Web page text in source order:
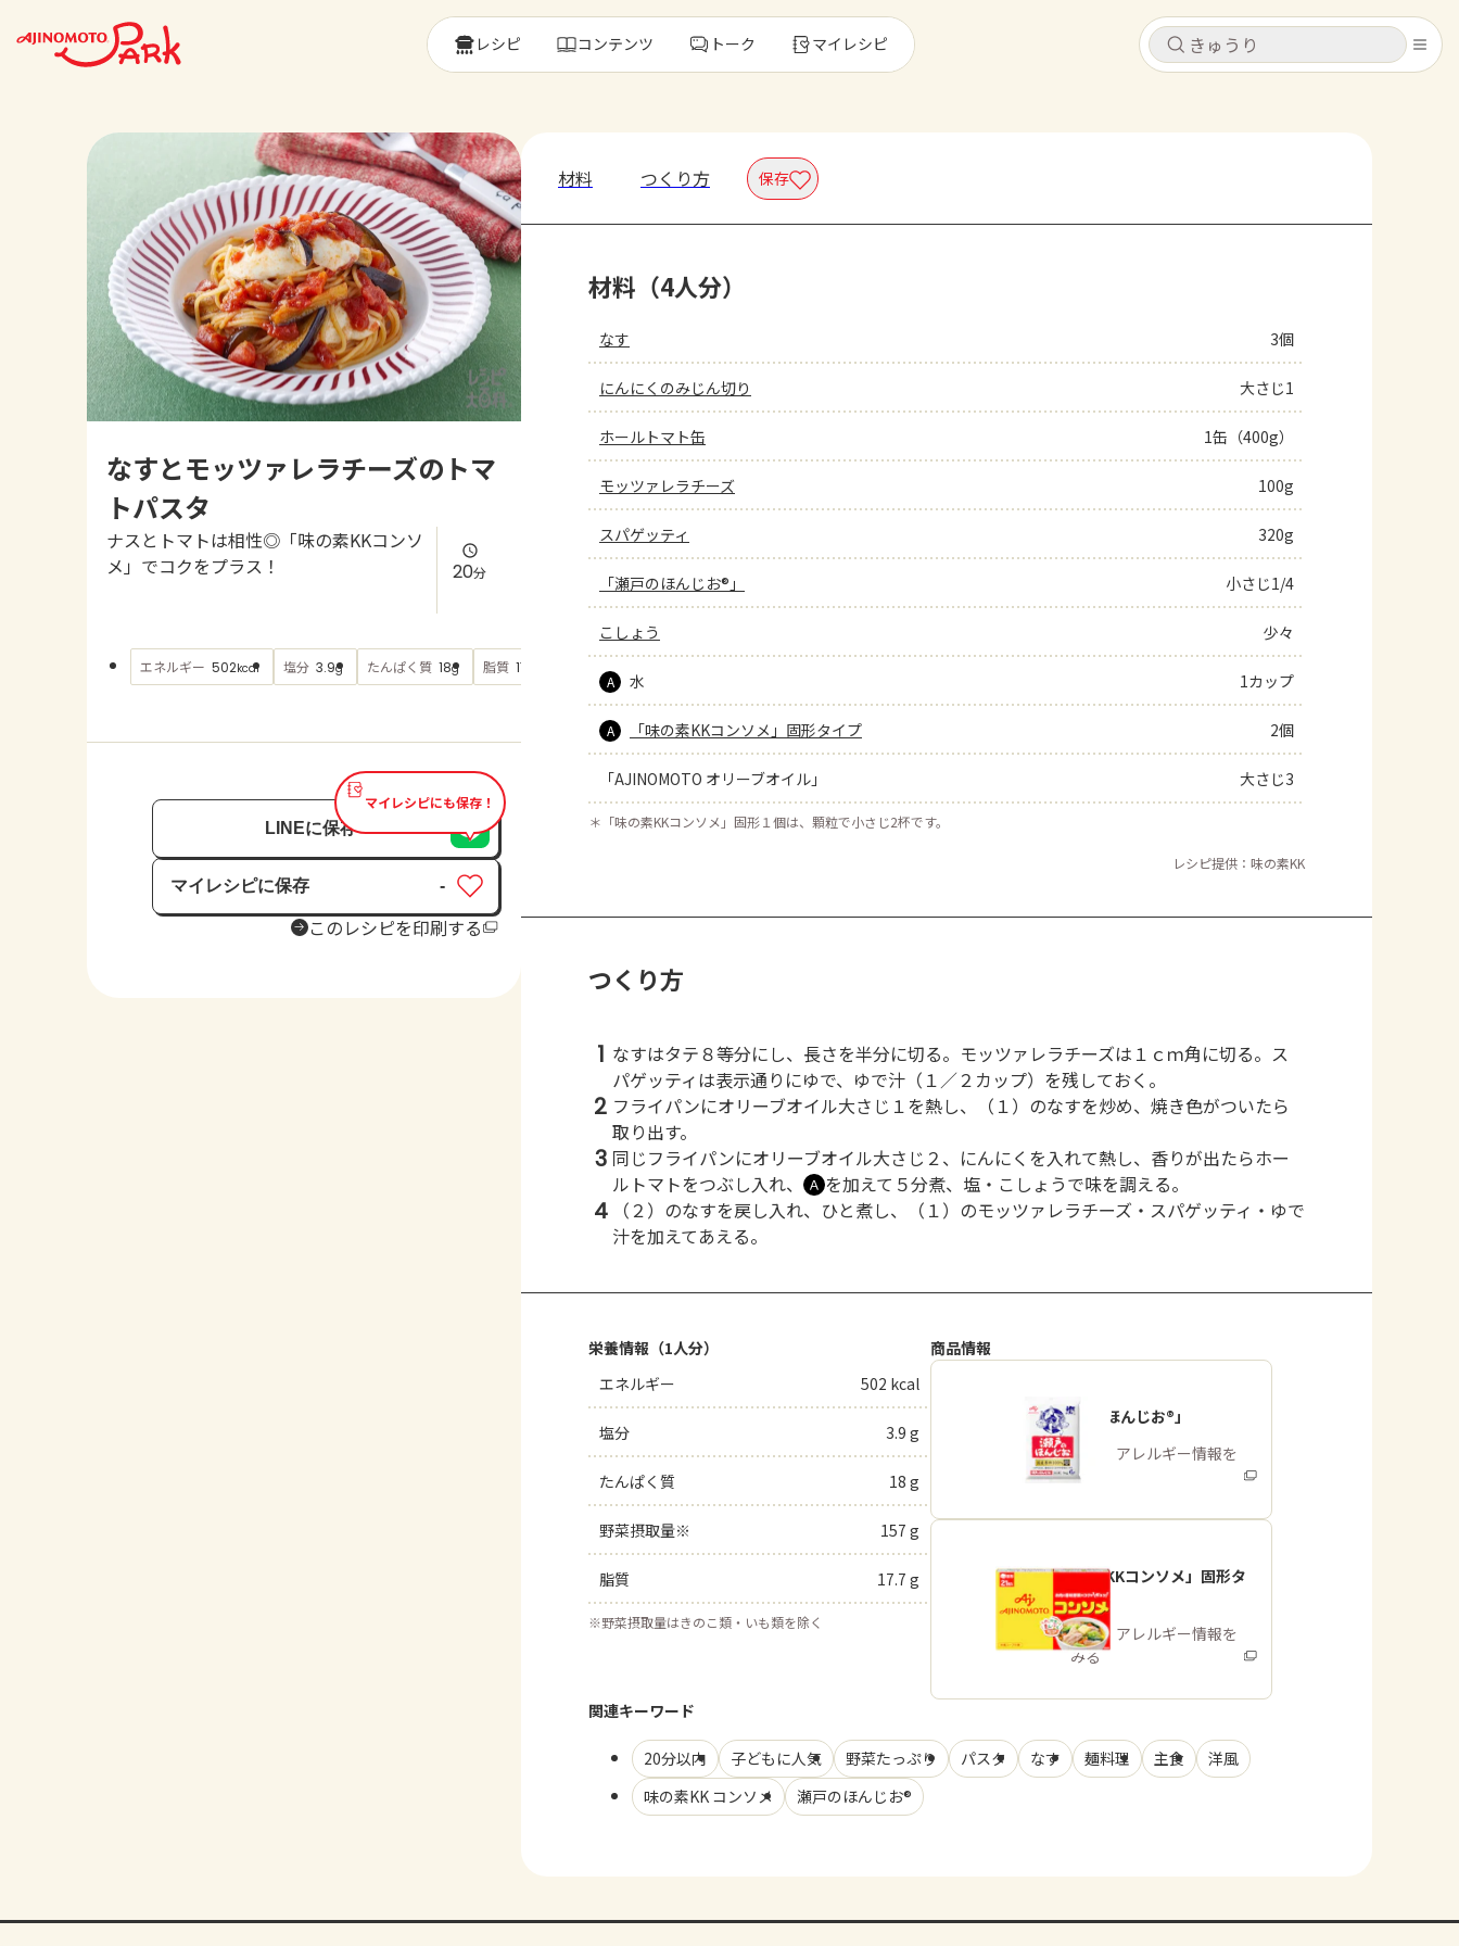
キャンセル
レシピ
トーク
よくあるお問い合わせ
AJINOMOTO PARK とは
キャンセル
レシピ コンテンツ トーク マイレシピ
なすとモッツァレラチーズのトマ
トパスタ
ナスとトマトは相性◎「味の素KKコンソ
メ」でコクをプラス！
20分
エネルギー 502kcal 塩分 3.9g たんぱく質 18g 脂質 17.7 もっと見る
マイレシピにも保存！
LINEに保存
マイレシピに保存
保存済み
-
このレシピを印刷する
材料 つくり方 保存
材料（4人分）
なす 3個
にんにくのみじん切り 大さじ1
ホールトマト缶 1缶（400g）
モッツァレラチーズ 100g
スパゲッティ 320g
「瀬戸のほんじお®」 小さじ1/4
こしょう 少々
A 水 1カップ
A 「味の素KKコンソメ」固形タイプ 2個
「AJINOMOTO オリーブオイル」 大さじ3
＊ 「味の素KKコンソメ」固形１個は、顆粒で小さじ2杯です。
レシピ提供：味の素KK
つくり方
1 なすはタテ８等分にし、長さを半分に切る。モッツァレラチーズは１ｃｍ角に切る。ス
パゲッティは表示通りにゆで、ゆで汁（１／２カップ）を残しておく。
2 フライパンにオリーブオイル大さじ１を熱し、（１）のなすを炒め、焼き色がついたら
取り出す。
3 同じフライパンにオリーブオイル大さじ２、にんにくを入れて熱し、香りが出たらホー
ルトマトをつぶし入れ、
Ａ を加えて５分煮、塩・こしょうで味を調える。
4
（２）のなすを戻し入れ、ひと煮し、（１）のモッツァレラチーズ・スパゲッティ・ゆで
汁を加えてあえる。
栄養情報（1人分）
エネルギー
502 kcal
塩分 3.9 g
たんぱく質 18 g
野菜摂取量※ 157 g
脂質 17.7 g
※野菜摂取量はきのこ類・いも類を除く
商品情報
「瀬戸のほんじお®」
商品・アレルギー情報を
みる
「味の素KKコンソメ」固形タ
イプ
商品・アレルギー情報を
みる
関連キーワード
20分以内 子どもに人気 野菜たっぷり パスタ なす 麺料理 主食
洋風
味の素KK コンソメ
瀬戸のほんじお®